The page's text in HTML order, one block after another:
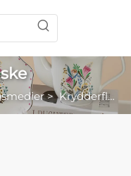
>Krydderflaske